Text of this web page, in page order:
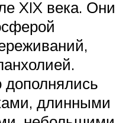
XIX века. Они
длинными